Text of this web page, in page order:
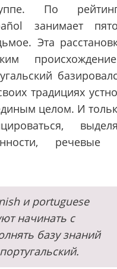
По
занимает
Эта
традициях
целом. И
речевые
и portuguese
начинать с
базу знаний